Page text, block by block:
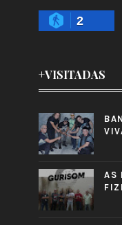
2
+VISITADAS
AS